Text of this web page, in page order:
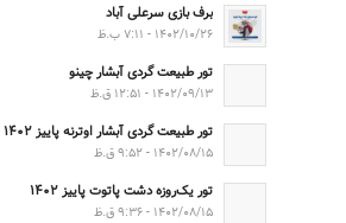
برف بازی سرعلی آباد
۱۴۰۲/۱۰/۲۶ - ۷:۱۱ ب.ظ
تور طبیعت گردی آبشار چینو
۱۴۰۲/۰۹/۱۳ - ۱۲:۵۱ ق.ظ
تور طبیعت گردی آبشار اوترنه پاییز ۱۴۰۲
۱۴۰۲/۰۸/۱۵ - ۹:۵۲ ق.ظ
تور یک‌روزه دشت پاتوت پاییز ۱۴۰۲
۱۴۰۲/۰۸/۱۵ - ۹:۳۶ ق.ظ